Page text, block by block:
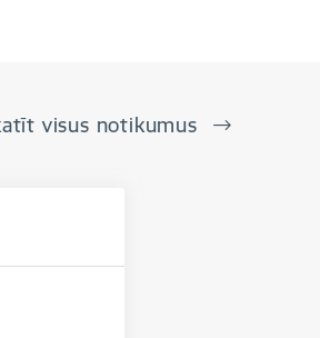
visus notikumus